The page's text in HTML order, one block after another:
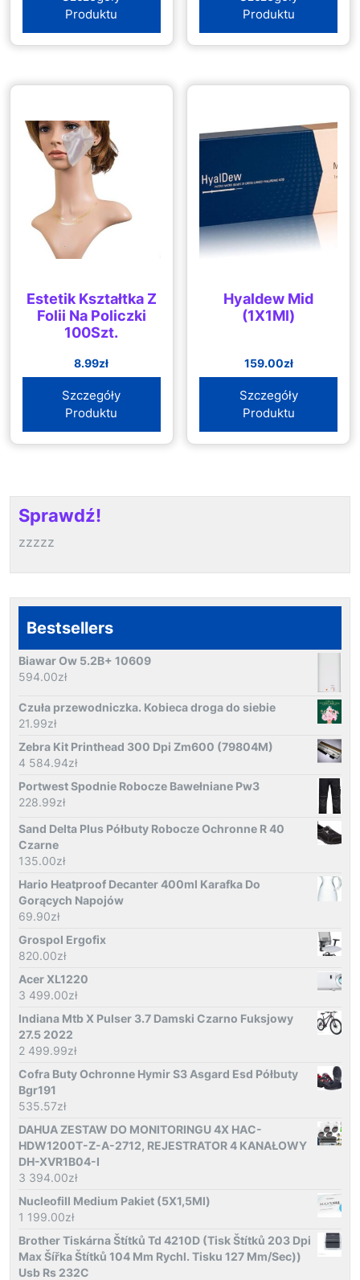
Produktu
Produktu
Estetik Kształtka Z
Folii Na Policzki
100Szt.
8.99zł
Szczegóły
Produktu
Hyaldew Mid
(1X1Ml)
159.00zł
Szczegóły
Produktu
Sprawdź!
zzzzz
Bestsellers
Biawar Ow 5.2B+ 10609
594.00zł
Czuła przewodniczka. Kobieca droga do siebie
21.99zł
Zebra Kit Printhead 300 Dpi Zm600 (79804M)
4 584.94zł
Portwest Spodnie Robocze Bawełniane Pw3
228.99zł
Sand Delta Plus Półbuty Robocze Ochronne R 40
Czarne
135.00zł
Hario Heatproof Decanter 400ml Karafka Do
Gorących Napojów
69.90zł
Grospol Ergofix
820.00zł
Acer XL1220
3 499.00zł
Indiana Mtb X Pulser 3.7 Damski Czarno Fuksjowy
27.5 2022
2 499.99zł
Cofra Buty Ochronne Hymir S3 Asgard Esd Półbuty
Bgr191
535.57zł
DAHUA ZESTAW DO MONITORINGU 4X HAC-
HDW1200T-Z-A-2712, REJESTRATOR 4 KANAŁOWY
DH-XVR1B04-I
3 394.00zł
Nucleofill Medium Pakiet (5X1,5Ml)
1 199.00zł
Brother Tiskárna Štítků Td 4210D (Tisk Štítků 203 Dpi
Max Šířka Štítků 104 Mm Rychl. Tisku 127 Mm/Sec))
Usb Rs 232C